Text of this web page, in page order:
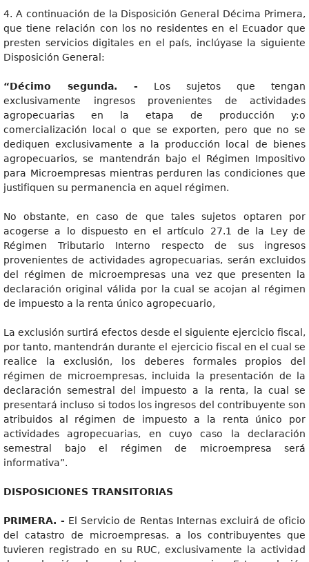
4. A continuación de la Disposición General Décima Primera,
que tiene relación con los no residentes en el Ecuador que
presten servicios digitales en el país, inclúyase la siguiente
Disposición General:
“Décimo segunda. - Los sujetos que tengan
exclusivamente ingresos provenientes de actividades
agropecuarias en la etapa de producción y:o
comercialización local o que se exporten, pero que no se
dediquen exclusivamente a la producción local de bienes
agropecuarios, se mantendrán bajo el Régimen Impositivo
para Microempresas mientras perduren las condiciones que
justifiquen su permanencia en aquel régimen.
No obstante, en caso de que tales sujetos optaren por
acogerse a lo dispuesto en el artículo 27.1 de la Ley de
Régimen Tributario Interno respecto de sus ingresos
provenientes de actividades agropecuarias, serán excluidos
del régimen de microempresas una vez que presenten la
declaración original válida por la cual se acojan al régimen
de impuesto a la renta único agropecuario,
La exclusión surtirá efectos desde el siguiente ejercicio fiscal,
por tanto, mantendrán durante el ejercicio fiscal en el cual se
realice la exclusión, los deberes formales propios del
régimen de microempresas, incluida la presentación de la
declaración semestral del impuesto a la renta, la cual se
presentará incluso si todos los ingresos del contribuyente son
atribuidos al régimen de impuesto a la renta único por
actividades agropecuarias, en cuyo caso la declaración
semestral bajo el régimen de microempresa será
informativa”.
DISPOSICIONES TRANSITORIAS
PRIMERA. - El Servicio de Rentas Internas excluirá de oficio
del catastro de microempresas. a los contribuyentes que
tuvieren registrado en su RUC, exclusivamente la actividad